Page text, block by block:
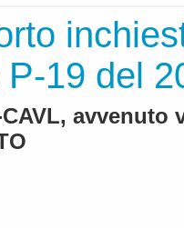
P-19 del
avvenuto